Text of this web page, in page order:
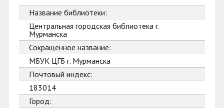
Название библиотеки:
Центральная городская библиотека г.
Мурманска
Сокращенное название:
МБУК ЦГБ г. Мурманска
Почтовый индекс:
183014
Город: